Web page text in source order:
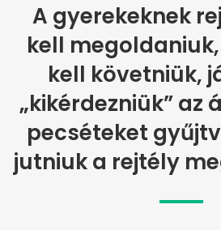
A gyerekeknek
kell
kell követniük,
„kikérdezniük” az
pecséteket
jutniuk a rejtély